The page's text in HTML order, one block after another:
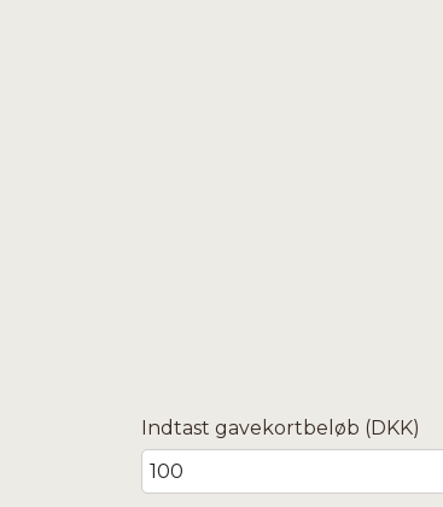
Indtast gavekortbeløb (DKK)